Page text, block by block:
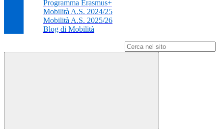
Programma Erasmus+
Mobilità A.S. 2024/25
Mobilità A.S. 2025/26
Blog di Mobilità